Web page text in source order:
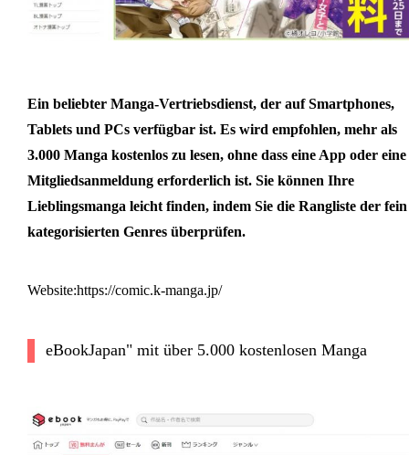
Ein beliebter Manga-Vertriebsdienst, der auf Smartphones,
Tablets und PCs verfügbar ist. Es wird empfohlen, mehr als
3.000 Manga kostenlos zu lesen, ohne dass eine App oder eine
Mitgliedsanmeldung erforderlich ist. Sie können Ihre
Lieblingsmanga leicht finden, indem Sie die Rangliste der fein
kategorisierten Genres überprüfen.
Website:https://comic.k-manga.jp/
eBookJapan" mit über 5.000 kostenlosen Manga